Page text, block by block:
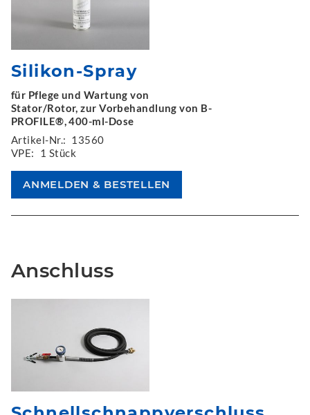
Silikon-Spray
für Pflege und Wartung von
Stator/Rotor, zur Vorbehandlung von B-
PROFILE®, 400-ml-Dose
Artikel-Nr.: 13560
VPE:
1 Stück
Anschluss